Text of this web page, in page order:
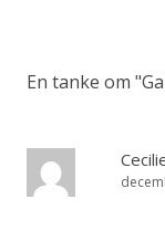
En tanke om "